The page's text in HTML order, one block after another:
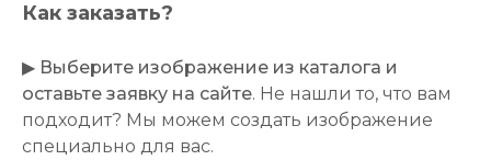
Как заказать?
▶ Выберите изображение из каталога и
оставьте заявку на сайте. Не нашли то, что вам
подходит? Мы можем создать изображение
специально для вас.